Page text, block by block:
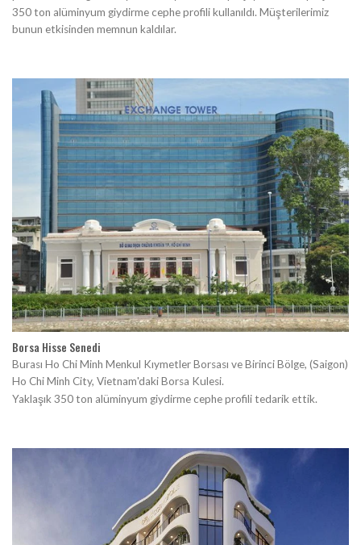
350 ton alüminyum giydirme cephe profili kullanıldı. Müşterilerimiz
bunun etkisinden memnun kaldılar.
Borsa Hisse Senedi
Burası Ho Chi Minh Menkul Kıymetler Borsası ve Birinci Bölge, (Saigon)
Ho Chi Minh City, Vietnam'daki Borsa Kulesi.
Yaklaşık 350 ton alüminyum giydirme cephe profili tedarik ettik.